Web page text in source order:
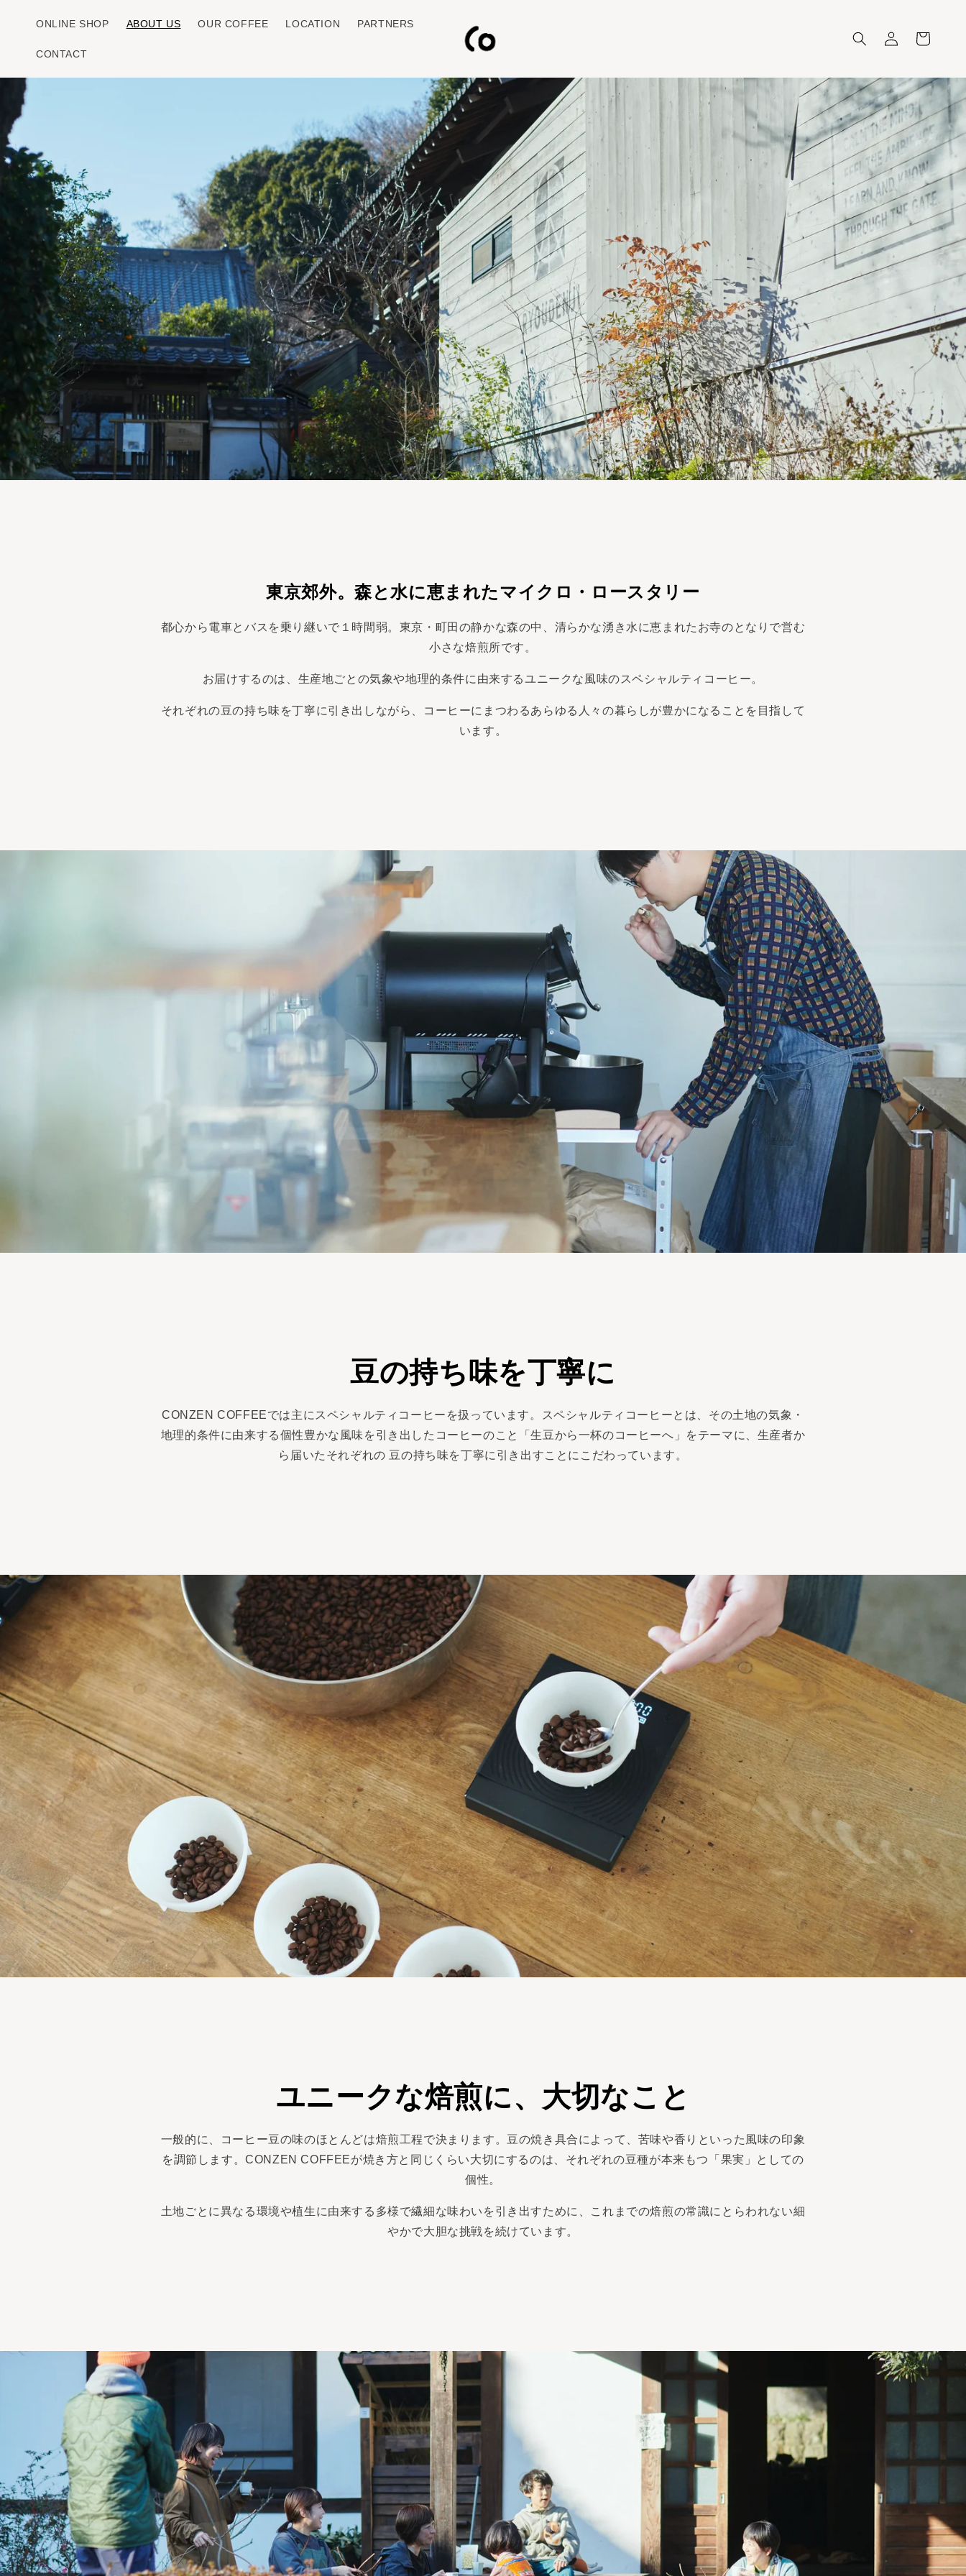
ツに進む
ONLINE SHOP ABOUT US OUR COFFEE LOCATION PARTNERS
CONTACT
イ
ー
東京郊外。森と水に恵まれたマイクロ・ロースタリー
都心から電車とバスを乗り継いで１時間弱。東京・町田の静かな森の中、清らかな湧き水に恵まれたお寺のとなりで営む
小さな焙煎所です。
お届けするのは、生産地ごとの気象や地理的条件に由来するユニークな風味のスペシャルティコーヒー。
それぞれの豆の持ち味を丁寧に引き出しながら、コーヒーにまつわるあらゆる人々の暮らしが豊かになることを目指して
います。
豆の持ち味を丁寧に
CONZEN COFFEEでは主にスペシャルティコーヒーを扱っています。スペシャルティコーヒーとは、その土地の気象・
地理的条件に由来する個性豊かな風味を引き出したコーヒーのこと「生豆から一杯のコーヒーへ」をテーマに、生産者か
ら届いたそれぞれの 豆の持ち味を丁寧に引き出すことにこだわっています。
ユニークな焙煎に、大切なこと
一般的に、コーヒー豆の味のほとんどは焙煎工程で決まります。豆の焼き具合によって、苦味や香りといった風味の印象
を調節します。CONZEN COFFEEが焼き方と同じくらい大切にするのは、それぞれの豆種が本来もつ「果実」としての
個性。
土地ごとに異なる環境や植生に由来する多様で繊細な味わいを引き出すために、これまでの焙煎の常識にとらわれない細
やかで大胆な挑戦を続けています。